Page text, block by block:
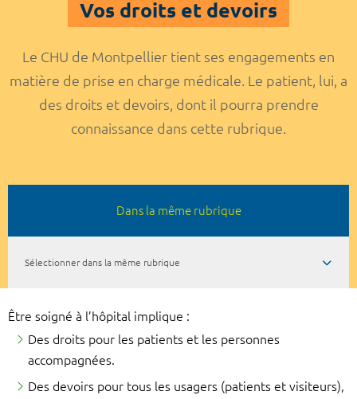
Vos droits et devoirs
Le CHU de Montpellier tient ses engagements en
matière de prise en charge médicale. Le patient, lui, a
des droits et devoirs, dont il pourra prendre
connaissance dans cette rubrique.
Dans la même rubrique
Sélectionner dans la même rubrique
Être soigné à l’hôpital implique :
Des droits pour les patients et les personnes
accompagnées.
Des devoirs pour tous les usagers (patients et visiteurs),